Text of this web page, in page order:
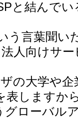
と結んで
う言葉聞
人向けサ
の大学や
表しますか
グローバル